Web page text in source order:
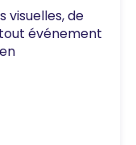
visuelles, de
événement